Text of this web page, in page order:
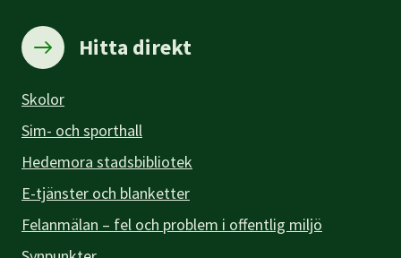
Hitta direkt
Skolor
Sim- och sporthall
Hedemora stadsbibliotek
E-tjänster och blanketter
Felanmälan – fel och problem i offentlig miljö